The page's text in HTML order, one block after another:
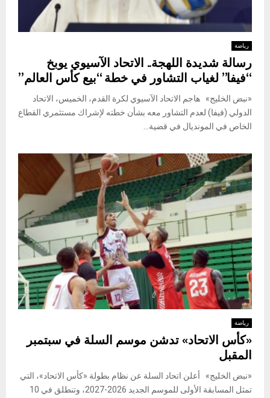
رياضة
رسالة شديدة اللهجة.. الاتحاد الآسيوي يوبخ
“فيفا” لغياب التشاور في خطة “بيع كأس العالم”
«نبض الخليج» هاجم الاتحاد الآسيوي لكرة القدم، الخميس، الاتحاد
الدولي (فيفا) لعدم التشاور معه بشأن خطته لإشراك مستثمري القطاع
الخاص في المونديال في قضية...
رياضة
«كأس الاتحاد» تدشن موسم السلة في سبتمبر
المقبل
«نبض الخليج» أعلن اتحاد السلة عن نظام بطولة «كأس الاتحاد»، التي
تمثل المسابقة الأولى للموسم الجديد 2026-2027، وتنطلق في 10